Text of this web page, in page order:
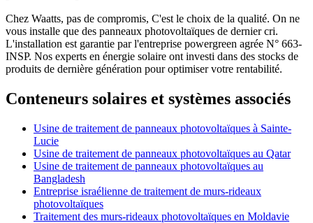
Chez Waatts, pas de compromis, C'est le choix de la qualité. On ne
vous installe que des panneaux photovoltaïques de dernier cri.
L'installation est garantie par l'entreprise powergreen agrée N° 663-
INSP. Nos experts en énergie solaire ont investi dans des stocks de
produits de dernière génération pour optimiser votre rentabilité.
Conteneurs solaires et systèmes associés
Usine de traitement de panneaux photovoltaïques à Sainte-
Lucie
Usine de traitement de panneaux photovoltaïques au Qatar
Usine de traitement de panneaux photovoltaïques au
Bangladesh
Entreprise israélienne de traitement de murs-rideaux
photovoltaïques
Traitement des murs-rideaux photovoltaïques en Moldavie